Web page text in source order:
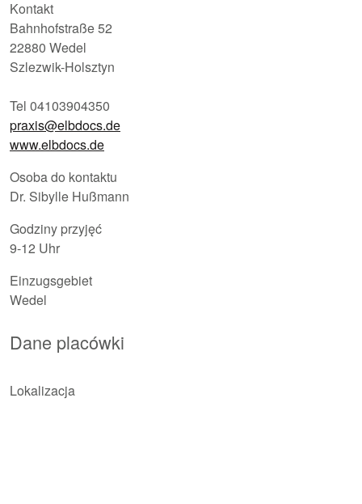
Kontakt
Bahnhofstraße 52
22880 Wedel
Szlezwik-Holsztyn
Tel 04103904350
praxis@elbdocs.de
www.elbdocs.de
Osoba do kontaktu
Dr. Sibylle Hußmann
Godziny przyjęć
9-12 Uhr
Einzugsgebiet
Wedel
Dane placówki
Lokalizacja